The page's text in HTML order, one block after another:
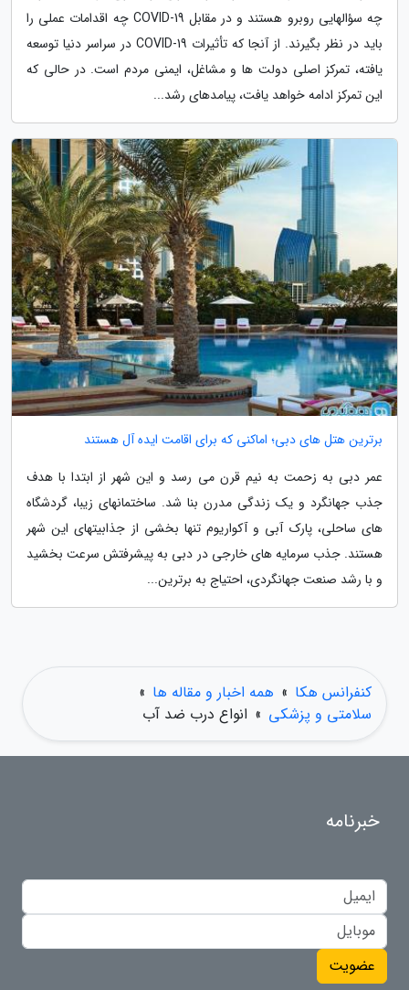
چه سؤالهایی روبرو هستند و در مقابل COVID-19 چه اقدامات عملی را
باید در نظر بگیرند. از آنجا که تأثیرات COVID-19 در سراسر دنیا توسعه
یافته، تمرکز اصلی دولت ها و مشاغل، ایمنی مردم است. در حالی که
این تمرکز ادامه خواهد یافت، پیامدهای رشد...
برترین هتل های دبی؛ اماکنی که برای اقامت ایده آل هستند
عمر دبی به زحمت به نیم قرن می رسد و این شهر از ابتدا با هدف
جذب جهانگرد و یک زندگی مدرن بنا شد. ساختمانهای زیبا، گردشگاه
های ساحلی، پارک آبی و آکواریوم تنها بخشی از جذابیتهای این شهر
هستند. جذب سرمایه های خارجی در دبی به پیشرفتش سرعت بخشید
و با رشد صنعت جهانگردی، احتیاج به برترین...
کنفرانس هکا » همه اخبار و مقاله ها »
سلامتی و پزشکی » انواع درب ضد آب
خبرنامه
عضویت